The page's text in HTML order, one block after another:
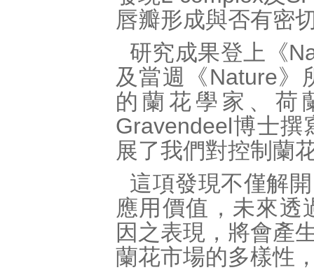
唇瓣形成與否有密
研究成果登上《
及當週《Nature》
的蘭花學家、荷
Gravendeel博士
展了我們對控制蘭
這項發現不僅解
應用價值，未來透
因之表現，將會產
蘭花市場的多樣性